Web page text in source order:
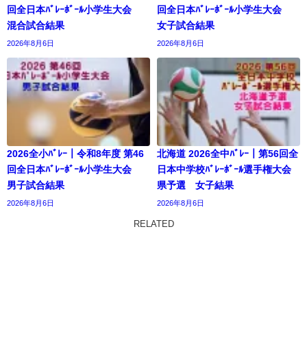
回全日本ﾊﾞﾚｰﾎﾞｰﾙ小学生大会
混合試合結果
2026年8月6日
回全日本ﾊﾞﾚｰﾎﾞｰﾙ小学生大会
女子試合結果
2026年8月6日
2026全小ﾊﾞﾚｰ｜令和8年度 第46
回全日本ﾊﾞﾚｰﾎﾞｰﾙ小学生大会
男子試合結果
2026年8月6日
北海道 2026全中ﾊﾞﾚｰ｜第56回全
日本中学校ﾊﾞﾚｰﾎﾞｰﾙ選手権大会
県予選 女子結果
2026年8月6日
RELATED